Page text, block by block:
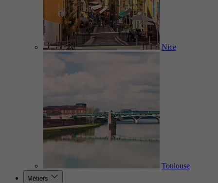
Nice
Toulouse
Métiers